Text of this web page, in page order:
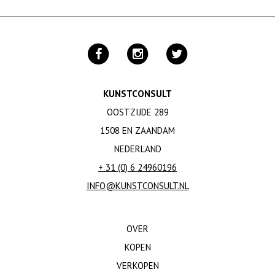
KUNSTCONSULT
OOSTZIJDE 289
1508 EN ZAANDAM
NEDERLAND
+ 31 (0) 6 24960196
INFO@KUNSTCONSULT.NL
OVER
KOPEN
VERKOPEN